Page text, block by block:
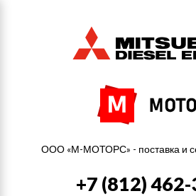
ООО «М-МОТОРС» - поставка и
+7 (812)